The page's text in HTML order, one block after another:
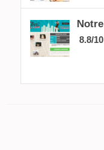
8.8/10